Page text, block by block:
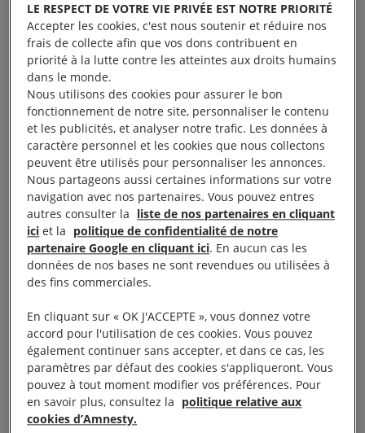
Exposition du 09/01/2024 au 31/01/2024 la
convention internationale des droits de l’enfant à
L’Escarène pour le grand public, les samedis 13, 20
et 27 janvier, de 9h30 à 12h, chapelle des pénitents
noirs, L’Escarène L’exposition d’Amnesty
International France sur la convention internationale
des droits de l’enfant (CIDE) sera présentée à la
chapelle des pénitents noirs de L’Escarène. Elle sera
LE RESPECT DE VOTRE VIE PRIVÉE EST NOTRE PRIORITÉ
Accepter les cookies, c'est nous soutenir et réduire nos
frais de collecte afin que vos dons contribuent en
priorité à la lutte contre les atteintes aux droits humains
dans le monde.
Nous utilisons des cookies pour assurer le bon
fonctionnement de notre site, personnaliser le contenu
et les publicités, et analyser notre trafic. Les données à
caractère personnel et les cookies que nous collectons
peuvent être utilisés pour personnaliser les annonces.
Nous partageons aussi certaines informations sur votre
navigation avec nos partenaires. Vous pouvez entres
autres consulter la liste de nos partenaires en cliquant
ici et la politique de confidentialité de notre
partenaire Google en cliquant ici. En aucun cas les
données de nos bases ne sont revendues ou utilisées à
des fins commerciales.
En cliquant sur « OK J'ACCEPTE », vous donnez votre
accord pour l'utilisation de ces cookies. Vous pouvez
également continuer sans accepter, et dans ce cas, les
paramètres par défaut des cookies s'appliqueront. Vous
pouvez à tout moment modifier vos préférences. Pour
en savoir plus, consultez la politique relative aux
cookies d’Amnesty.